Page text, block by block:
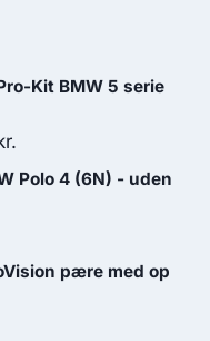
kr..
Kit BMW 5 serie
aktuelle
1,462.05 kr..
Polo 4 (6N) - uden
pære med op